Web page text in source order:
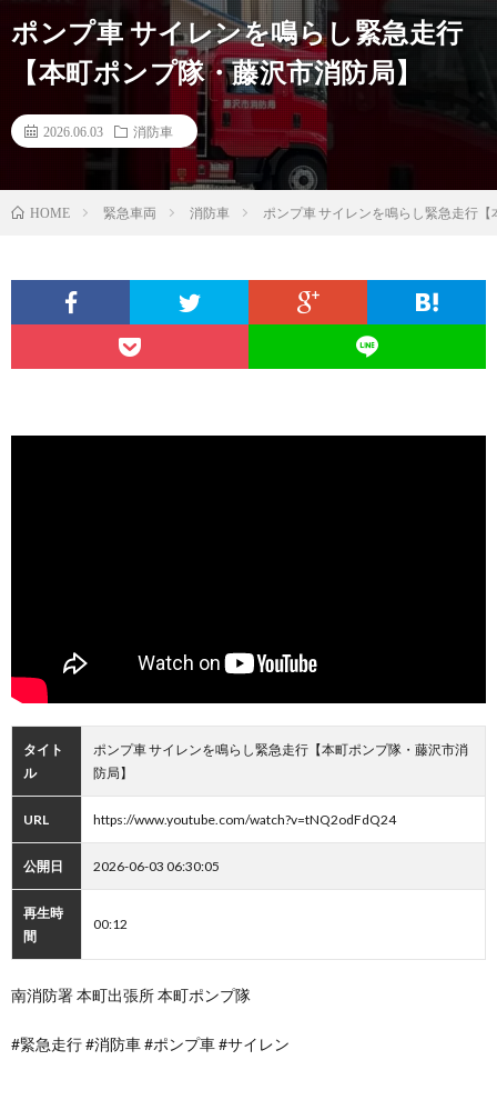
ポンプ車 サイレンを鳴らし緊急走行
【本町ポンプ隊・藤沢市消防局】
2026.06.03 消防車
HOME 緊急車両 消防車 ポンプ車 サイレンを鳴らし緊急走行
タイト
ル
ポンプ車 サイレンを鳴らし緊急走行【本町ポンプ隊・藤沢市消
防局】
URL https://www.youtube.com/watch?v=tNQ2odFdQ24
公開日 2026-06-03 06:30:05
再生時
間
00:12
南消防署 本町出張所 本町ポンプ隊
#緊急走行 #消防車 #ポンプ車 #サイレン